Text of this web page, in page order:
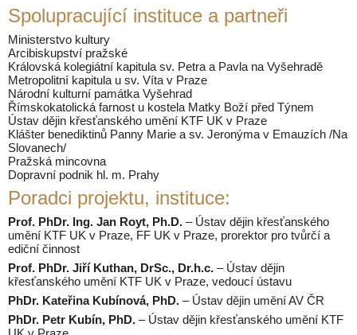
Spolupracující instituce a partneři
Ministerstvo kultury
Arcibiskupství pražské
Královská kolegiátní kapitula sv. Petra a Pavla na Vyšehradě
Metropolitní kapitula u sv. Víta v Praze
Národní kulturní památka Vyšehrad
Římskokatolická farnost u kostela Matky Boží před Týnem
Ústav dějin křesťanského umění KTF UK v Praze
Klášter benediktinů Panny Marie a sv. Jeronýma v Emauzích /Na
Slovanech/
Pražská mincovna
Dopravní podnik hl. m. Prahy
Poradci projektu, instituce:
Prof. PhDr. Ing. Jan Royt, Ph.D. – Ústav dějin křesťanského
umění KTF UK v Praze, FF UK v Praze, prorektor pro tvůrčí a
ediční činnost
Prof. PhDr. Jiří Kuthan, DrSc., Dr.h.c. – Ústav dějin
křesťanského umění KTF UK v Praze, vedoucí ústavu
PhDr. Kateřina Kubínová, PhD. – Ústav dějin umění AV ČR
PhDr. Petr Kubín, PhD. – Ústav dějin křesťanského umění KTF